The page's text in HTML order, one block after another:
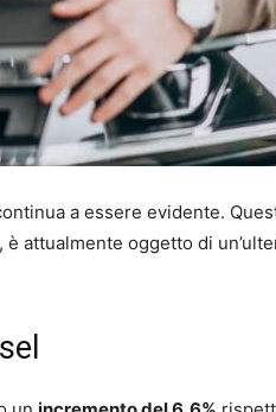
a essere evidente.
attualmente oggetto di